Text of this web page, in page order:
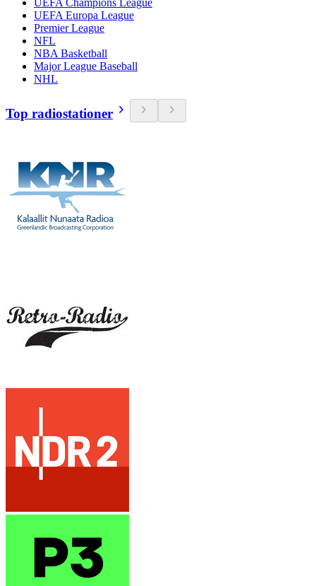
UEFA Champions League
UEFA Europa League
Premier League
NFL
NBA Basketball
Major League Baseball
NHL
Top radiostationer